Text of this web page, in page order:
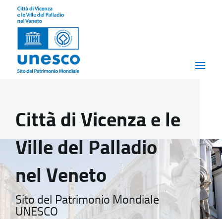
Città di Vicenza e le
Ville del Palladio
nel Veneto
Sito del Patrimonio Mondiale
UNESCO